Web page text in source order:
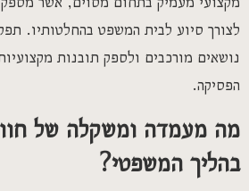
לצורך סיוע לבית המשפט בהחלטותיו.
נושאים מורכבים ולספק תובנות
הפסיקה.
מה מעמדה ומשקלה של
בהליך המשפטי?